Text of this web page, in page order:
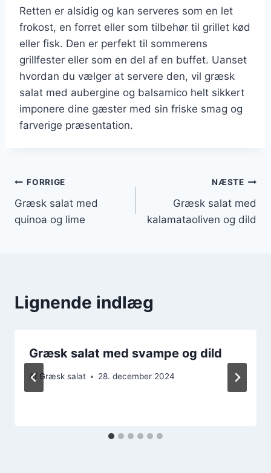
Retten er alsidig og kan serveres som en let
frokost, en forret eller som tilbehør til grillet kød
eller fisk. Den er perfekt til sommerens
grillfester eller som en del af en buffet. Uanset
hvordan du vælger at servere den, vil græsk
salat med aubergine og balsamico helt sikkert
imponere dine gæster med sin friske smag og
farverige præsentation.
Indlægsnavigation
FORRIGE
Græsk salat med
quinoa og lime
NÆSTE
Græsk salat med
kalamataoliven og dild
Lignende indlæg
Græsk salat med svampe og dild
Af Græsk salat 28. december 2024